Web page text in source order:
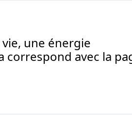
une énergie
correspond avec la